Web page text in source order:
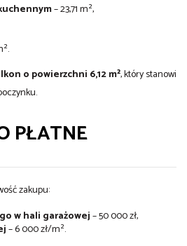
– 23,71 m²,
o powierzchni 6,12 m², który stanowi
PŁATNE
zakupu:
w hali garażowej– 50 000 zł,
– 6 000 zł/m².